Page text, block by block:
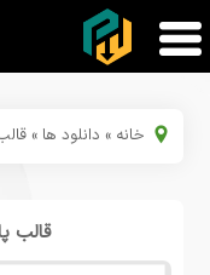
خانه » دانلود ها »
قالب